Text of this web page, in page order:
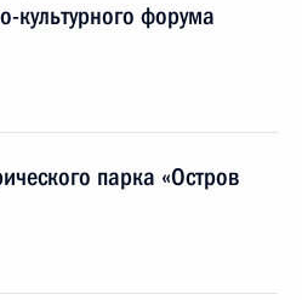
культурного форума
парка «Остров